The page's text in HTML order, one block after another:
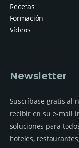
Recetas
Formación
Vídeos
Newsletter
Suscríbase gratis al
recibir en su e-mail
soluciones para
hoteles,